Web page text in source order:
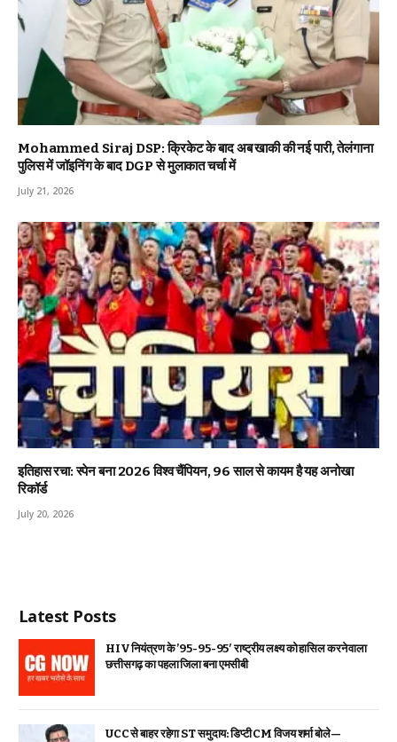
Mohammed Siraj DSP: क्रिकेट के बाद अब खाकी की नई पारी, तेलंगाना
पुलिस में जॉइनिंग के बाद DGP से मुलाकात चर्चा में
July 21, 2026
इतिहास रचा: स्पेन बना 2026 विश्व चैंपियन, 96 साल से कायम है यह अनोखा
रिकॉर्ड
July 20, 2026
Latest Posts
HIV नियंत्रण के ’95-95-95′ राष्ट्रीय लक्ष्य को हासिल करने वाला
छत्तीसगढ़ का पहला जिला बना एमसीबी
UCC से बाहर रहेगा ST समुदाय: डिप्टी CM विजय शर्मा बोले—